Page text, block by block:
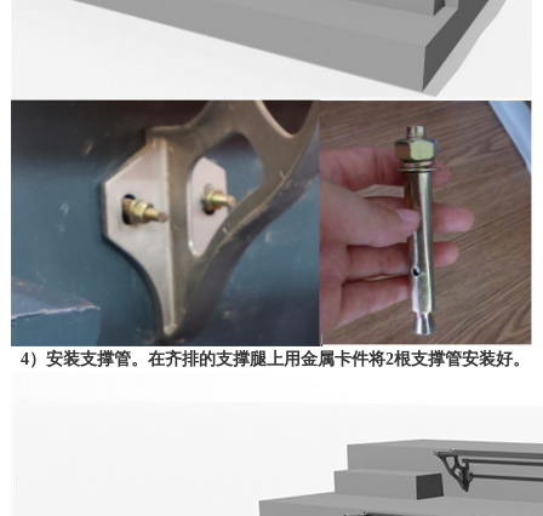
4）安装支撑管。在齐排的支撑腿上用金属卡件将2根支撑管安装好。